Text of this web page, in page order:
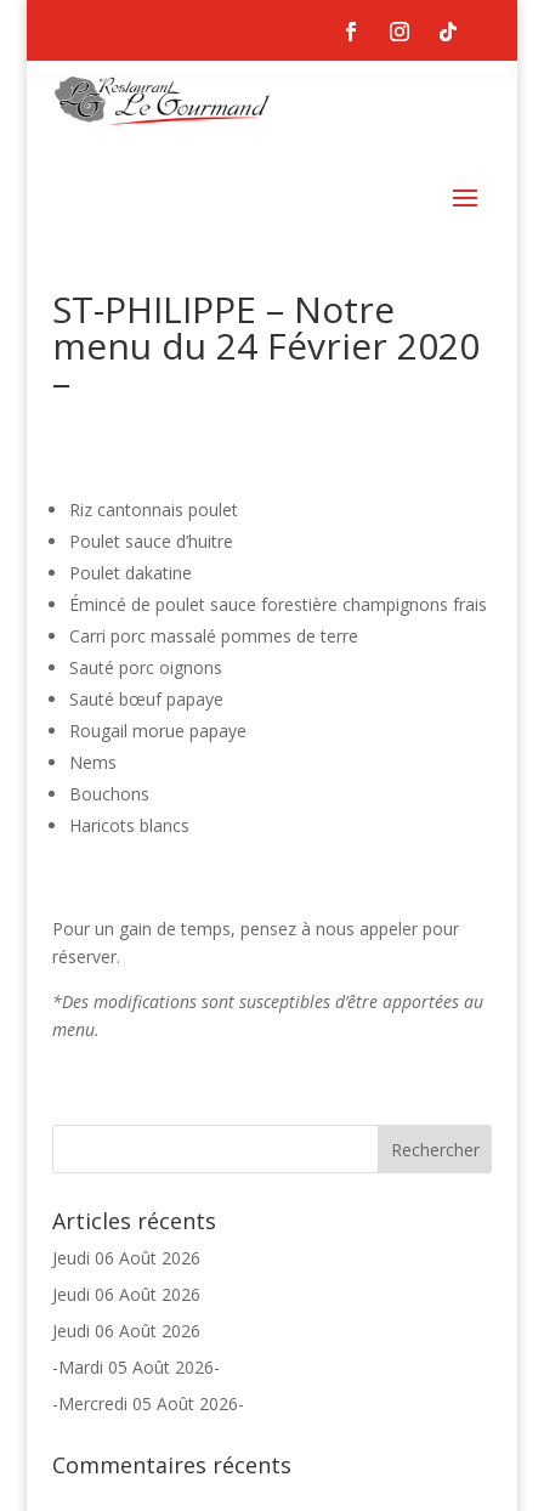
ST-PHILIPPE – Notre
menu du 24 Février 2020
–
Riz cantonnais poulet
Poulet sauce d’huitre
Poulet dakatine
Émincé de poulet sauce forestière champignons frais
Carri porc massalé pommes de terre
Sauté porc oignons
Sauté bœuf papaye
Rougail morue papaye
Nems
Bouchons
Haricots blancs
Pour un gain de temps, pensez à nous appeler pour
réserver.
*Des modifications sont susceptibles d’être apportées au
menu.
Articles récents
Jeudi 06 Août 2026
Jeudi 06 Août 2026
Jeudi 06 Août 2026
-Mardi 05 Août 2026-
-Mercredi 05 Août 2026-
Commentaires récents